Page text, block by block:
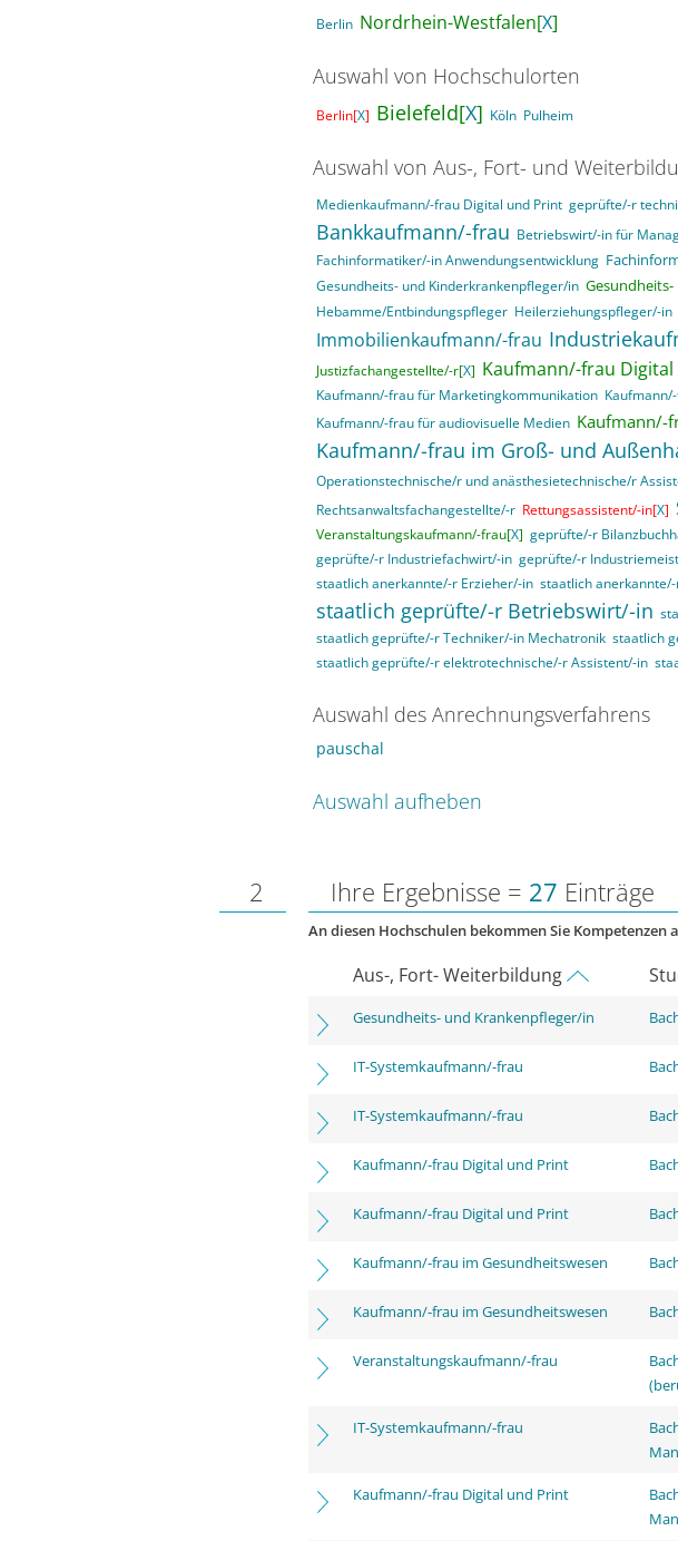
Berlin Nordrhein-Westfalen[X]
Auswahl von Hochschulorten
Berlin[X] Bielefeld[X] Köln Pulheim
Auswahl von Aus-, Fort- und
Medienkaufmann/-frau Digital und Print geprüfte/-r
Bankkaufmann/-frau Betriebswirt/-in für
Fachinformatiker/-in Anwendungsentwicklung
Gesundheits- und Kinderkrankenpfleger/in
Hebamme/Entbindungspfleger Heilerziehungspfleger/-in
Immobilienkaufmann/-frau
Justizfachangestellte/-r[X] Kaufmann/-frau
Kaufmann/-frau für Marketingkommunikation
Kaufmann/-frau für audiovisuelle Medien Kaufmann/-
Kaufmann/-frau im Groß- und
Operationstechnische/r und anästhesietechnische/r
Rechtsanwaltsfachangestellte/-r Rettungsassistent/-in[X]
Veranstaltungskaufmann/-frau[X] geprüfte/-r
geprüfte/-r Industriefachwirt/-in geprüfte/-r
staatlich anerkannte/-r Erzieher/-in staatlich
staatlich geprüfte/-r Betriebswirt/-in
staatlich geprüfte/-r Techniker/-in Mechatronik staatlich
staatlich geprüfte/-r elektrotechnische/-r Assistent/-in
Auswahl des Anrechnungsverfahrens
pauschal
Auswahl aufheben
2 Ihre Ergebnisse = 27 Einträge
An diesen Hochschulen bekommen Sie Kompetenzen
Aus-, Fort- Weiterbildung
Gesundheits- und Krankenpfleger/in
IT-Systemkaufmann/-frau
IT-Systemkaufmann/-frau
Kaufmann/-frau Digital und Print
Kaufmann/-frau Digital und Print
Kaufmann/-frau im Gesundheitswesen
Kaufmann/-frau im Gesundheitswesen
Veranstaltungskaufmann/-frau
IT-Systemkaufmann/-frau
Kaufmann/-frau Digital und Print